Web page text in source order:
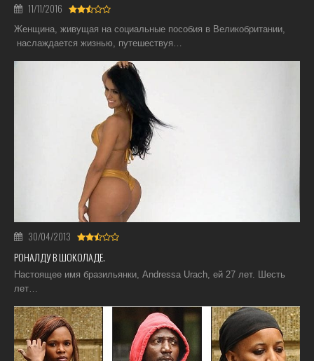
11/11/2016
Женщина, живущая на социальные пособия в Великобритании,
наслаждается жизнью, путешествуя…
30/04/2013
РОНАЛДУ В ШОКОЛАДЕ.
Настоящее имя бразильянки, Andressa Urach, ей 27 лет. Шесть
лет…